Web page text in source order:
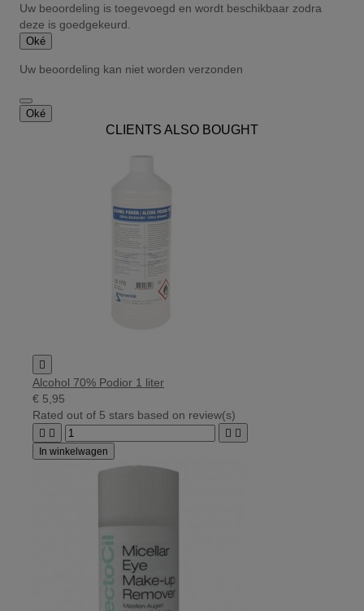
Uw beoordeling is toegevoegd en wordt beschikbaar zodra
deze is goedgekeurd.
Oké
Uw beoordeling kan niet worden verzonden
Oké
CLIENTS ALSO BOUGHT

Alcohol 70% Podior 1 liter
€ 5,95
Rated out of 5 stars based on review(s)
   
In winkelwagen